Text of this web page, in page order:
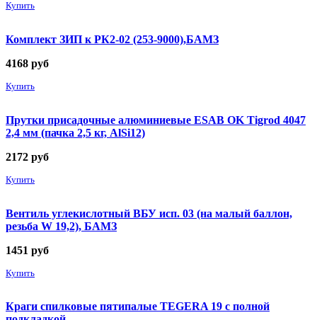
Купить
Комплект ЗИП к РК2-02 (253-9000),БАМЗ
4168 руб
Купить
Прутки присадочные алюминиевые ESAB OK Tigrod 4047
2,4 мм (пачка 2,5 кг, AlSi12)
2172 руб
Купить
Вентиль углекислотный ВБУ исп. 03 (на малый баллон,
резьба W 19,2), БАМЗ
1451 руб
Купить
Краги спилковые пятипалые TEGERA 19 с полной